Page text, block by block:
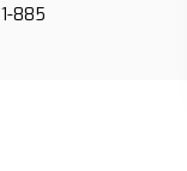
885